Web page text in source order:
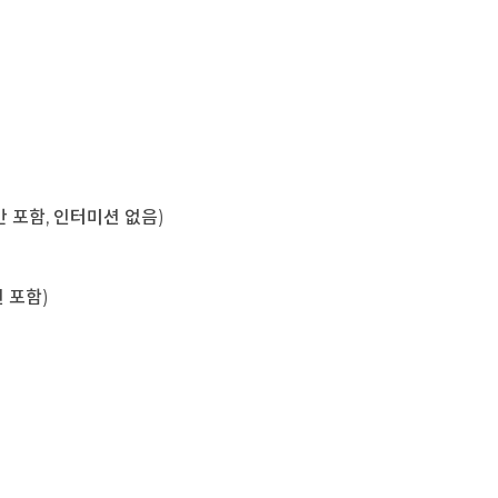
함, 인터미션 없음)
포함)